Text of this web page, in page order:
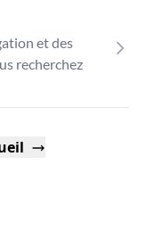
et des
recherchez